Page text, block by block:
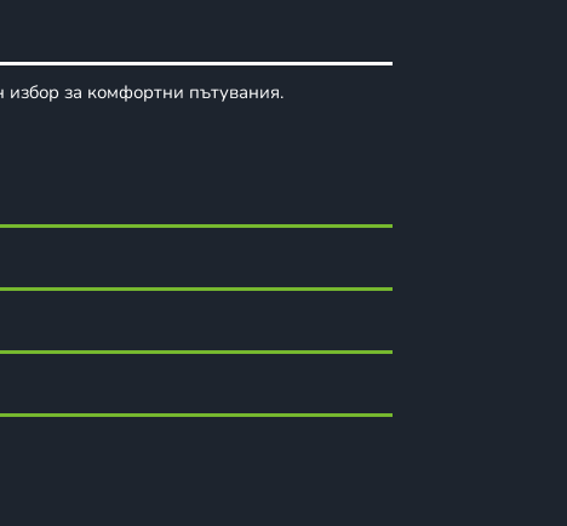
избор за комфортни пътувания.